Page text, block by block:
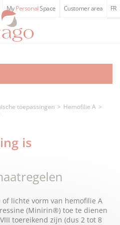
MyPersonalSpace Customer area FR
toepassingen
Hemofilie A
is
lichte vorm van hemofilie A
(Minirin®) toe te dienen
toereikend zijn (dus 2 tot 8